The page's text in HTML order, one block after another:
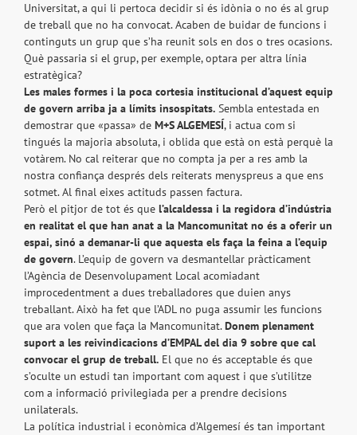
Universitat, a qui li pertoca decidir si és idònia o no és al grup
de treball que no ha convocat. Acaben de buidar de funcions i
continguts un grup que s’ha reunit sols en dos o tres ocasions.
Què passaria si el grup, per exemple, optara per altra línia
estratègica?
Les males formes i la poca cortesia institucional d’aquest equip
de govern arriba ja a límits insospitats. Sembla entestada en
demostrar que «passa» de M+S ALGEMESÍ, i actua com si
tingués la majoria absoluta, i oblida que està on està perquè la
votàrem. No cal reiterar que no compta ja per a res amb la
nostra confiança després dels reiterats menyspreus a que ens
sotmet. Al final eixes actituds passen factura.
Però el pitjor de tot és que l’alcaldessa i la regidora d’indústria
en realitat el que han anat a la Mancomunitat no és a oferir un
espai, sinó a demanar-li que aquesta els faça la feina a l’equip
de govern. L’equip de govern va desmantellar pràcticament
l’Agència de Desenvolupament Local acomiadant
improcedentment a dues treballadores que duien anys
treballant. Això ha fet que l’ADL no puga assumir les funcions
que ara volen que faça la Mancomunitat.Donem plenament
suport a les reivindicacions d’EMPAL del dia 9 sobre que cal
convocar el grup de treball. El que no és acceptable és que
s’oculte un estudi tan important com aquest i que s’utilitze
com a informació privilegiada per a prendre decisions
unilaterals.
La política industrial i econòmica d’Algemesí és tan important